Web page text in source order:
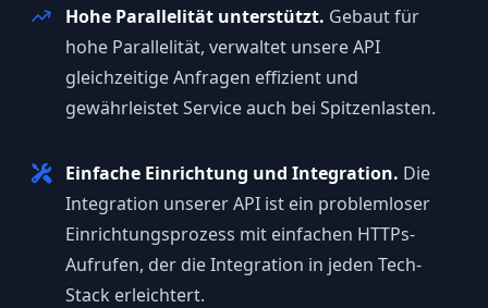
Hohe Parallelität unterstützt. Gebaut für
hohe Parallelität, verwaltet unsere API
gleichzeitige Anfragen effizient und
gewährleistet Service auch bei Spitzenlasten.
Einfache Einrichtung und Integration. Die
Integration unserer API ist ein problemloser
Einrichtungsprozess mit einfachen HTTPs-
Aufrufen, der die Integration in jeden Tech-
Stack erleichtert.